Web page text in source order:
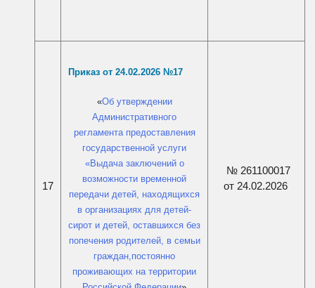
17
Приказ от 24.02.2026 №17
«Об утверждении
Административного
регламента предоставления
государственной услуги
«Выдача заключений о
возможности временной
передачи детей, находящихся
в организациях для детей-
сирот и детей, оставшихся без
попечения родителей, в семьи
граждан,постоянно
проживающих на территории
№ 261100017
от 24.02.2026